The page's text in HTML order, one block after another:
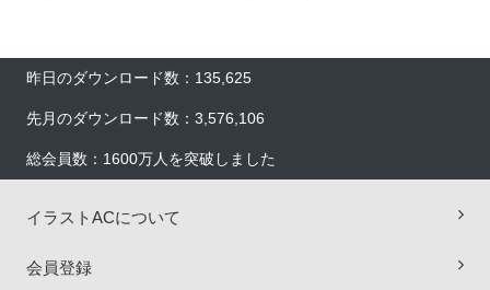
昨日のダウンロード数：135,625
先月のダウンロード数：3,576,106
総会員数：1600万人を突破しました
イラストACについて
会員登録